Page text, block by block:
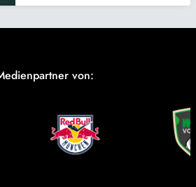
von: